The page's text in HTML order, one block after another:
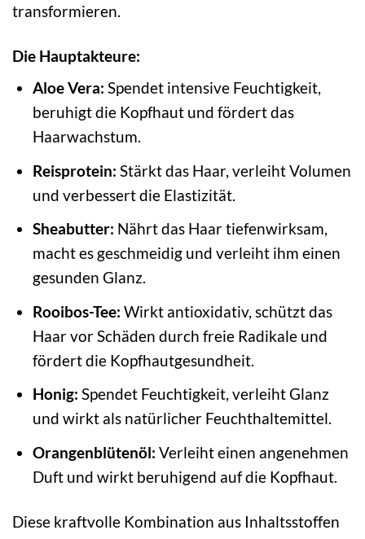
transformieren.
Die Hauptakteure:
Aloe Vera: Spendet intensive Feuchtigkeit,
beruhigt die Kopfhaut und fördert das
Haarwachstum.
Reisprotein: Stärkt das Haar, verleiht Volumen
und verbessert die Elastizität.
Sheabutter: Nährt das Haar tiefenwirksam,
macht es geschmeidig und verleiht ihm einen
gesunden Glanz.
Rooibos-Tee: Wirkt antioxidativ, schützt das
Haar vor Schäden durch freie Radikale und
fördert die Kopfhautgesundheit.
Honig: Spendet Feuchtigkeit, verleiht Glanz
und wirkt als natürlicher Feuchthaltemittel.
Orangenblütenöl: Verleiht einen angenehmen
Duft und wirkt beruhigend auf die Kopfhaut.
Diese kraftvolle Kombination aus Inhaltsstoffen